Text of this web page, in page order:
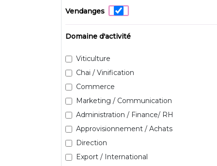
Vendanges
Domaine d'activité
Viticulture
Chai / Vinification
Commerce
Marketing / Communication
Administration / Finance/ RH
Approvisionnement / Achats
Direction
Export / International